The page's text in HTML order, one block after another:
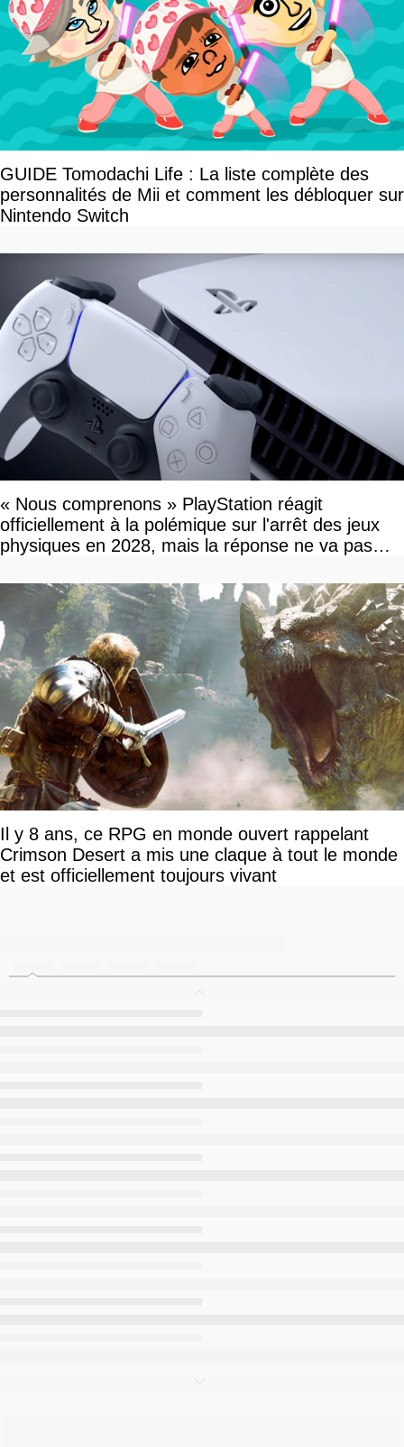
GUIDE Tomodachi Life : La liste complète des
personnalités de Mii et comment les débloquer sur
Nintendo Switch
« Nous comprenons » PlayStation réagit
officiellement à la polémique sur l'arrêt des jeux
physiques en 2028, mais la réponse ne va pas
Il y 8 ans, ce RPG en monde ouvert rappelant
Crimson Desert a mis une claque à tout le monde
et est officiellement toujours vivant